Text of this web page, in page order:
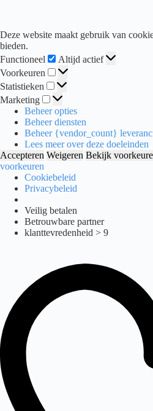
Deze website maakt gebruik van
bieden.
Functioneel
Functioneel
Altijd actief
Voorkeuren
Voorkeuren
Statistieken Statistieken
Marketing Marketing
Beheer opties
Beheer diensten
Beheer {vendor_count}
Lees meer over deze doeleinden
Accepteren Weigeren Bekijk
voorkeuren
Cookiebeleid
Privacybeleid
naar
Veilig betalen
Betrouwbare partner
klanttevredenheid > 9